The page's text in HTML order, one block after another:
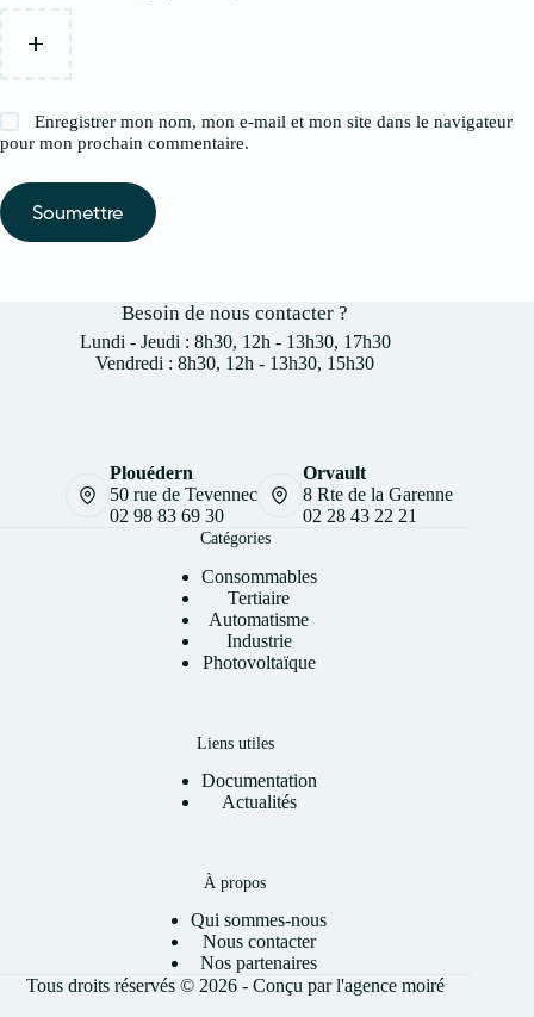
Enregistrer mon nom, mon e-mail et mon site dans le navigateur
pour mon prochain commentaire.
Soumettre
Besoin de nous contacter ?
Lundi - Jeudi : 8h30, 12h - 13h30, 17h30
Vendredi : 8h30, 12h - 13h30, 15h30
Plouédern
50 rue de Tevennec
02 98 83 69 30
Orvault
8 Rte de la Garenne
02 28 43 22 21
Catégories
Consommables
Tertiaire
Automatisme
Industrie
Photovoltaïque
Liens utiles
Documentation
Actualités
À propos
Qui sommes-nous
Nous contacter
Nos partenaires
Tous droits réservés © 2026 - Conçu par l'agence moiré